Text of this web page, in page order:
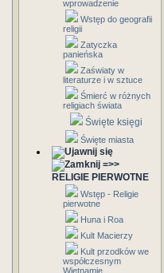
wprowadzenie
Wstęp do geografii
religii
Zatyczka
panieńska
Zaświaty w
literaturze i w sztuce
Śmierć w różnych
religiach świata
Święte księgi
Święte miasta
=>>
RELIGIE PIERWOTNE
Wstęp - Religie
pierwotne
Huna i Roa
Kult Macierzy
Kult przodków we
współczesnym
Wietnamie